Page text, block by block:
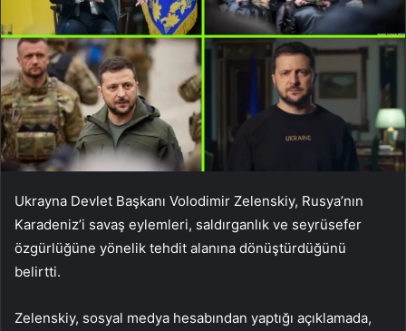
Ukrayna Devlet Başkanı Volodimir Zelenskiy, Rusya’nın
Karadeniz’i savaş eylemleri, saldırganlık ve seyrüsefer
özgürlüğüne yönelik tehdit alanına dönüştürdüğünü
belirtti.
Zelenskiy, sosyal medya hesabından yaptığı açıklamada,